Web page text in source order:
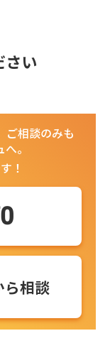
さい
ご相談のみも
。
！
ら相談